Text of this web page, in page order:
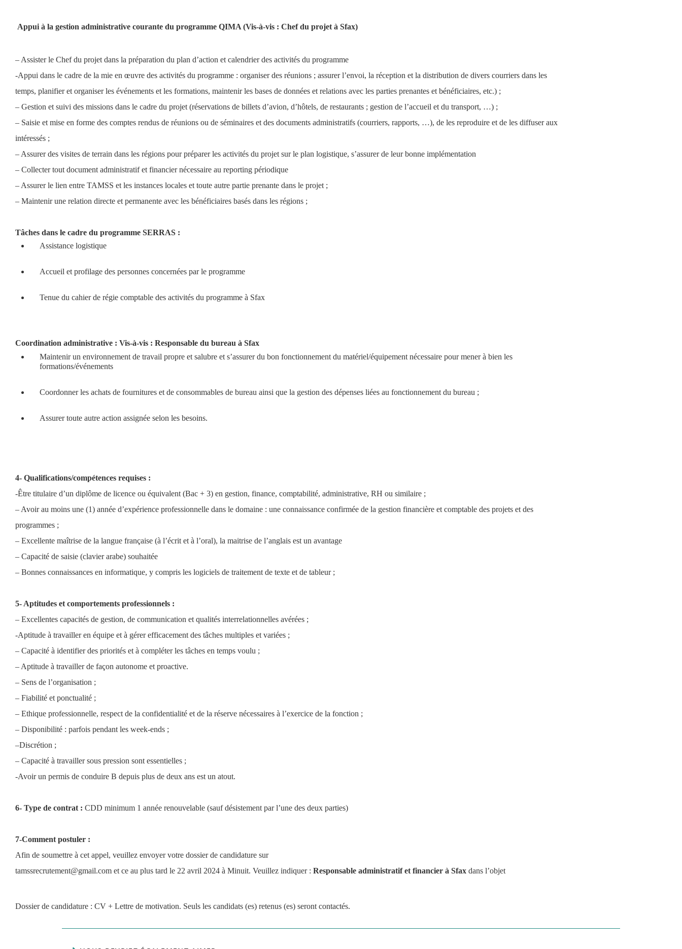
Appui à la gestion administrative courante du programme QIMA (Vis-à-vis : Chef du projet à Sfax)
– Assister le Chef du projet dans la préparation du plan d’action et calendrier des activités du programme
-Appui dans le cadre de la mie en œuvre des activités du programme : organiser des réunions ; assurer l’envoi, la réception et la distribution de divers courriers dans les
temps, planifier et organiser les événements et les formations, maintenir les bases de données et relations avec les parties prenantes et bénéficiaires, etc.) ;
– Gestion et suivi des missions dans le cadre du projet (réservations de billets d’avion, d’hôtels, de restaurants ; gestion de l’accueil et du transport, …) ;
– Saisie et mise en forme des comptes rendus de réunions ou de séminaires et des documents administratifs (courriers, rapports, …), de les reproduire et de les diffuser aux
intéressés ;
– Assurer des visites de terrain dans les régions pour préparer les activités du projet sur le plan logistique, s’assurer de leur bonne implémentation
– Collecter tout document administratif et financier nécessaire au reporting périodique
– Assurer le lien entre TAMSS et les instances locales et toute autre partie prenante dans le projet ;
– Maintenir une relation directe et permanente avec les bénéficiaires basés dans les régions ;
Tâches dans le cadre du programme SERRAS :
Assistance logistique
Accueil et profilage des personnes concernées par le programme
Tenue du cahier de régie comptable des activités du programme à Sfax
Coordination administrative : Vis-à-vis : Responsable du bureau à Sfax
Maintenir un environnement de travail propre et salubre et s’assurer du bon fonctionnement du matériel/équipement nécessaire pour mener à bien les
formations/événements
Coordonner les achats de fournitures et de consommables de bureau ainsi que la gestion des dépenses liées au fonctionnement du bureau ;
Assurer toute autre action assignée selon les besoins.
4- Qualifications/compétences requises :
-Être titulaire d’un diplôme de licence ou équivalent (Bac + 3) en gestion, finance, comptabilité, administrative, RH ou similaire ;
– Avoir au moins une (1) année d’expérience professionnelle dans le domaine : une connaissance confirmée de la gestion financière et comptable des projets et des
programmes ;
– Excellente maîtrise de la langue française (à l’écrit et à l’oral), la maitrise de l’anglais est un avantage
– Capacité de saisie (clavier arabe) souhaitée
– Bonnes connaissances en informatique, y compris les logiciels de traitement de texte et de tableur ;
5- Aptitudes et comportements professionnels :
– Excellentes capacités de gestion, de communication et qualités interrelationnelles avérées ;
-Aptitude à travailler en équipe et à gérer efficacement des tâches multiples et variées ;
– Capacité à identifier des priorités et à compléter les tâches en temps voulu ;
– Aptitude à travailler de façon autonome et proactive.
– Sens de l’organisation ;
– Fiabilité et ponctualité ;
– Ethique professionnelle, respect de la confidentialité et de la réserve nécessaires à l’exercice de la fonction ;
– Disponibilité : parfois pendant les week-ends ;
–Discrétion ;
– Capacité à travailler sous pression sont essentielles ;
-Avoir un permis de conduire B depuis plus de deux ans est un atout.
6- Type de contrat : CDD minimum 1 année renouvelable (sauf désistement par l’une des deux parties)
7-Comment postuler :
Afin de soumettre à cet appel, veuillez envoyer votre dossier de candidature sur
tamssrecrutement@gmail.com et ce au plus tard le 22 avril 2024 à Minuit. Veuillez indiquer : Responsable administratif et financier à Sfax dans l’objet
Dossier de candidature : CV + Lettre de motivation. Seuls les candidats (es) retenus (es) seront contactés.